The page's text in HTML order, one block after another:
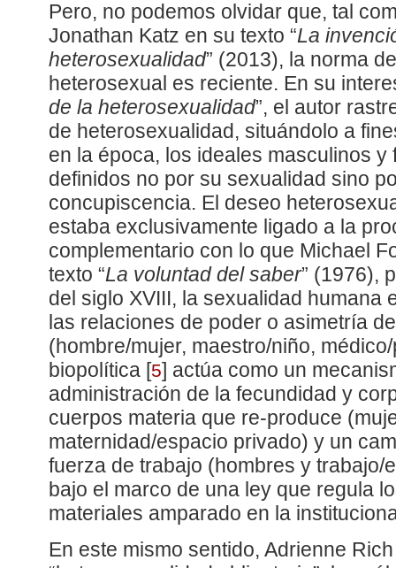
Pero, no podemos olvidar que, tal
Jonathan Katz en su texto “La
heterosexualidad” (2013), la norma
heterosexual es reciente. En su
de la heterosexualidad”, el autor
de heterosexualidad, situándolo a
en la época, los ideales masculinos y
definidos no por su sexualidad sino
concupiscencia. El deseo
estaba exclusivamente ligado a la
complementario con lo que Michael
texto “La voluntad del saber” (1976),
del siglo XVIII, la sexualidad humana
las relaciones de poder o asimetría
(hombre/mujer, maestro/niño,
biopolítica [5] actúa como un
administración de la fecundidad y
cuerpos materia que re-produce
maternidad/espacio privado) y un
fuerza de trabajo (hombres y trabajo/
bajo el marco de una ley que regula
materiales amparado en la
En este mismo sentido, Adrienne